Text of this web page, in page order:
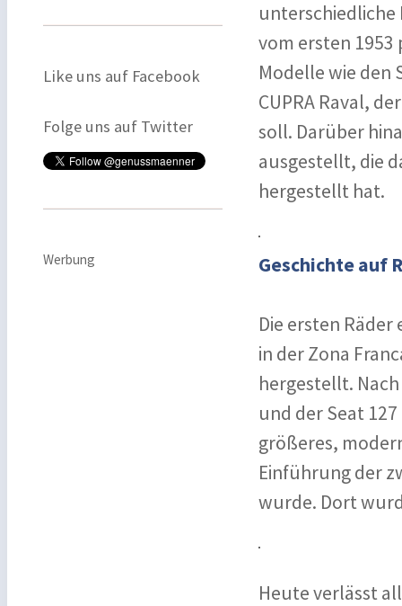
Like uns auf Facebook
Folge uns auf Twitter
Werbung
unterschiedliche
vom ersten
Modelle wie den
CUPRA Raval,
soll. Darüber
ausgestellt, die
hergestellt hat.
Geschichte auf
Die ersten
in der Zona
hergestellt.
und der Seat
größeres,
Einführung der
wurde. Dort
Heute verlässt